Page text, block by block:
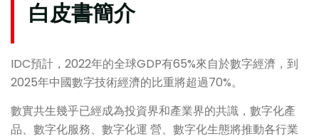
白皮書簡介
IDC預計，2022年的全球GDP有65%來自於數字經濟，到
2025年中國數字技術經濟的比重將超過70%。
數實共生幾乎已經成為投資界和產業界的共識，數字化產
品、數字化服務、數字化運 營、數字化生態將推動各行業